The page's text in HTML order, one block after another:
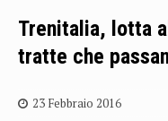
Trenitalia, lotta
tratte che
23 Febbraio 2016